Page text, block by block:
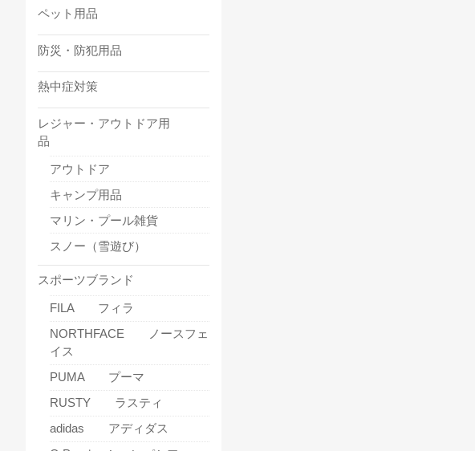
ペット用品
防災・防犯用品
熱中症対策
レジャー・アウトドア用
品
アウトドア
キャンプ用品
マリン・プール雑貨
スノー（雪遊び）
スポーツブランド
FILA フィラ
NORTHFACE ノースフェ
イス
PUMA プーマ
RUSTY ラスティ
adidas アディダス